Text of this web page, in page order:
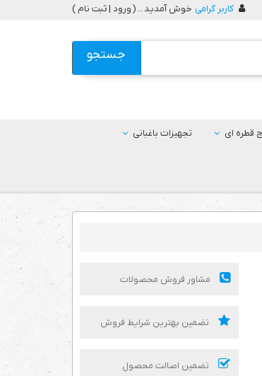
کاربر گرامی خوش آمدید ... (ورود | ثبت نام )
جستجو
قطره ای تجهیزات باغبانی
مشاور فروش محصولات
تضمین بهترین شرایط فروش
تضمین اصالت محصول